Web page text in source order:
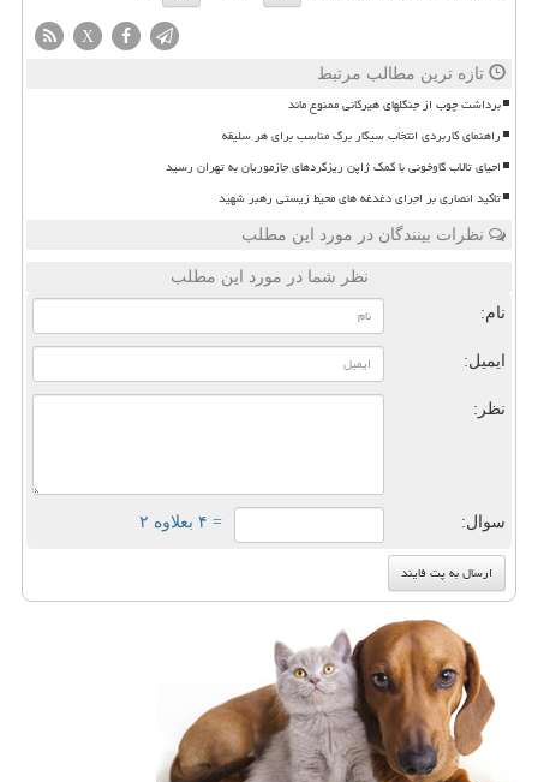
X
تازه ترین مطالب مرتبط
برداشت چوب از جنگلهای هیرکانی ممنوع ماند
راهنمای کاربردی انتخاب سیگار برگ مناسب برای هر سلیقه
احیای تالاب گاوخونی با کمک ژاپن ریزگردهای جازموریان به تهران رسید
تاکید انصاری بر اجرای دغدغه های محیط زیستی رهبر شهید
نظرات بینندگان در مورد این مطلب
نظر شما در مورد این مطلب
نام:
ایمیل:
نظر:
سوال: = ۴ بعلاوه ۲